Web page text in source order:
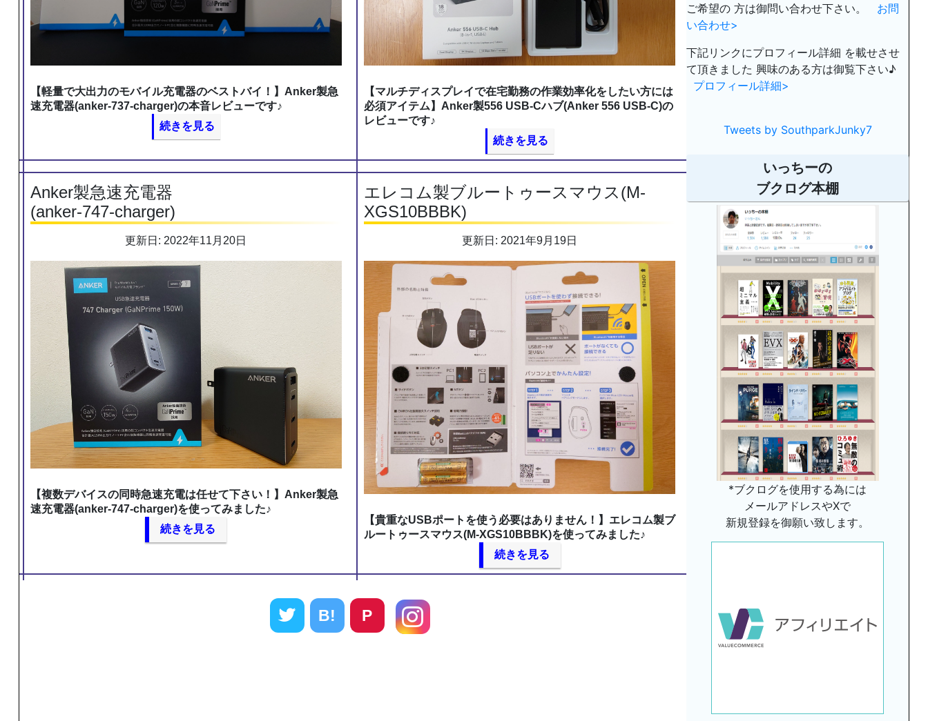
【軽量で大出力のモバイル充電器のベストバイ！】Anker製急
速充電器(anker-737-charger)の本音レビューです♪
続きを見る
【マルチディスプレイで在宅勤務の作業効率化をしたい方には
必須アイテム】Anker製556 USB-Cハブ(Anker 556 USB-C)の
レビューです♪
続きを見る
Anker製急速充電器
(anker-747-charger)
更新日: 2022年11月20日
【複数デバイスの同時急速充電は任せて下さい！】Anker製急
速充電器(anker-747-charger)を使ってみました♪
続きを見る
エレコム製ブルートゥースマウス(M-
XGS10BBBK)
更新日: 2021年9月19日
【貴重なUSBポートを使う必要はありません！】エレコム製ブ
ルートゥースマウス(M-XGS10BBBK)を使ってみました♪
続きを見る
B! P
ご希望の 方は御問い合わせ下さい。
お問
い合わせ>
下記リンクにプロフィール詳細 を載せさせ
て頂きました 興味のある方は御覧下さい♪
プロフィール詳細>
Tweets by SouthparkJunky7
いっちーの
ブクログ本棚
*ブクログを使用する為には
メールアドレスやXで
新規登録を御願い致します。